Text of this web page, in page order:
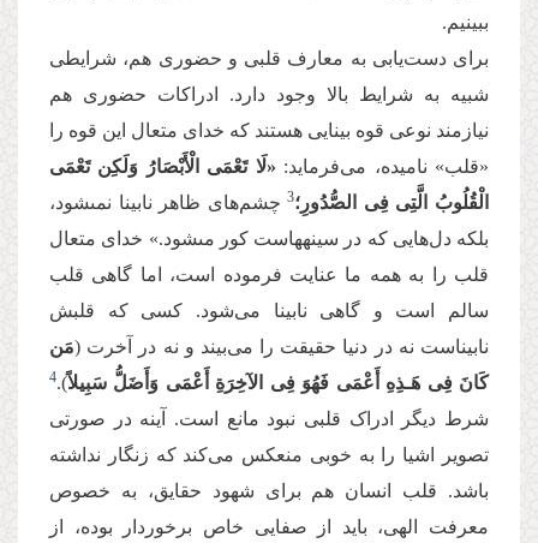
ببینیم.
برای دست‌یابی به معارف قلبی و حضوری هم، شرایطی
شبیه به شرایط بالا وجود دارد. ادراکات حضوری هم
نیازمند نوعی قوه بینایی هستند که خدای متعال این قوه را
«قلب» نامیده، می‌فرماید: «لَا تَعْمَى الْأَبْصَارُ وَلَكِن تَعْمَى
الْقُلُوبُ الَّتِی فِی الصُّدُورِ؛3چشم‌هاى ظاهر نابینا نمى‏شود،
بلكه دل‌هایى كه در سینه‏هاست كور مى‏شود.» خدای متعال
قلب را به همه ما عنایت فرموده است، اما گاهی قلب
سالم است و گاهی نابینا می‌شود. کسی که قلبش
نابیناست نه در دنیا حقیقت را می‌بیند و نه در آخرت (مَن
كَانَ فِی هَـذِهِ أَعْمَى فَهُوَ فِی الآخِرَةِ أَعْمَى وَأَضَلُّ سَبِیلاً).
4
شرط دیگر ادراک قلبی نبود مانع است. آینه در صورتی
تصویر اشیا را به خوبی منعکس می‌کند که زنگار نداشته
باشد. قلب انسان هم برای شهود حقایق، به خصوص
معرفت الهی، باید از صفایی خاص برخوردار بوده، از